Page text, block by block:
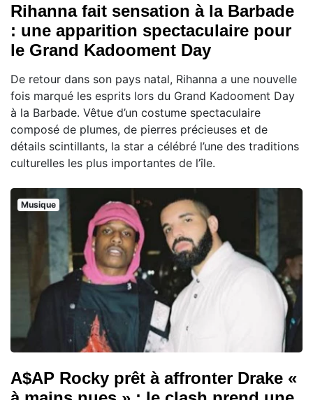
Rihanna fait sensation à la Barbade
: une apparition spectaculaire pour
le Grand Kadooment Day
De retour dans son pays natal, Rihanna a une nouvelle
fois marqué les esprits lors du Grand Kadooment Day
à la Barbade. Vêtue d’un costume spectaculaire
composé de plumes, de pierres précieuses et de
détails scintillants, la star a célébré l’une des traditions
culturelles les plus importantes de l’île.
Musique
A$AP Rocky prêt à affronter Drake «